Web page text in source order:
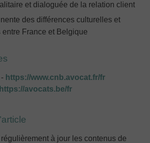
et dialoguée de la relation client
des différences culturelles et
entre France et Belgique
https://www.cnb.avocat.fr/fr
https://avocats.be/fr
à jour les contenus de